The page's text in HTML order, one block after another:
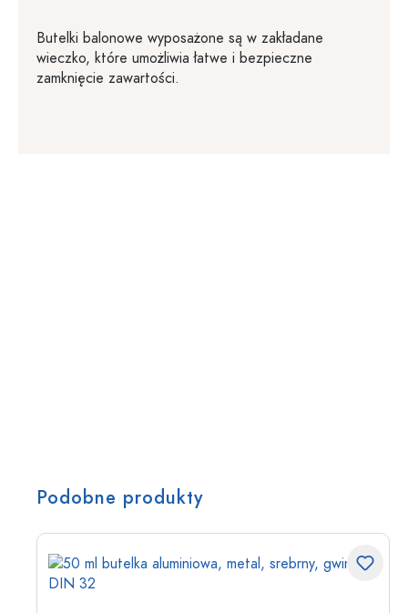
Butelki balonowe wyposażone są w zakładane
wieczko, które umożliwia łatwe i bezpieczne
zamknięcie zawartości.
Podobne produkty